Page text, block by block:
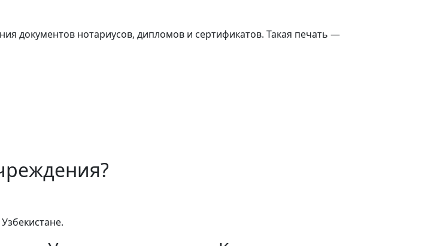
документов нотариусов, дипломов и сертификатов. Такая печать —